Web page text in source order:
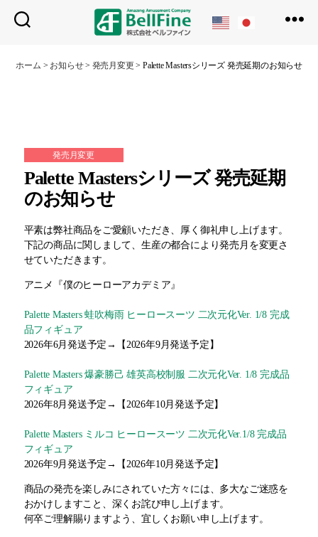
フ
ホーム > お知らせ> 発売月変更 >Palette Mastersシリーズ 発売延期のお知らせ
発売月変更
Palette Mastersシリーズ 発売延期
のお知らせ
平素は弊社商品をご愛顧いただき、厚く御礼申し上げます。
下記の商品に関しまして、生産の都合により発売月を変更さ
せていただきます。
アニメ『僕のヒーローアカデミア』
Palette Masters 蛙吹梅雨 ヒーロースーツ 二次元化Ver. 1/8 完成
品フィギュア
2026年6月発送予定→【2026年9月発送予定】
Palette Masters 爆豪勝己 雄英高校制服 二次元化Ver. 1/8 完成品
フィギュア
2026年8月発送予定→【2026年10月発送予定】
Palette Masters ミルコ ヒーロースーツ 二次元化Ver.1/8 完成品
フィギュア
2026年9月発送予定→【2026年10月発送予定】
商品の発売を楽しみにされていた⽅々には、多⼤なご迷惑を
おかけしますこと、深くお詫び申し上げます。
何卒ご理解賜りますよう、宜しくお願い申し上げます。